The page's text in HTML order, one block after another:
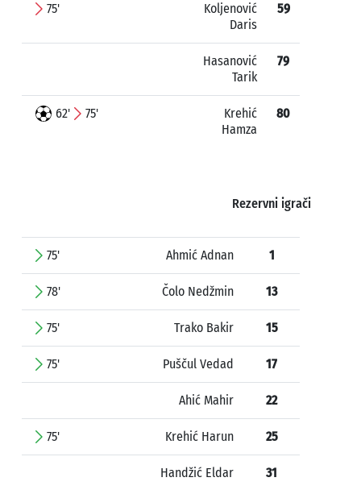
75'
Koljenović
Daris
59
Hasanović
Tarik
79
62' 75'
Krehić
Hamza
80
Rezervni igrači
75' Ahmić Adnan 1
78' Čolo Nedžmin 13
75' Trako Bakir 15
75' Puščul Vedad 17
Ahić Mahir 22
75' Krehić Harun 25
Handžić Eldar 31